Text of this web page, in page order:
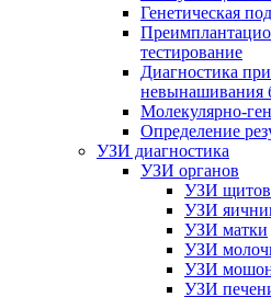
Генетическая
тестирование
Диагностика
невынашивания
Молекулярно-
Определение
УЗИ диагностика
УЗИ органов
УЗИ
УЗИ
УЗИ матки
УЗИ
УЗИ
УЗИ